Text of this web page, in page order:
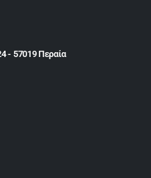
- 57019 Περαία